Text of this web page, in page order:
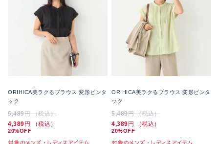
ORIHICA美ラクるブラウス 変形ピンタ
ック
5,489円 （税込）
4,389円 （税込）
20%OFF
ORIHICA美ラクるブラウス 変形ピンタ
ック
5,489円 （税込）
4,389円 （税込）
20%OFF